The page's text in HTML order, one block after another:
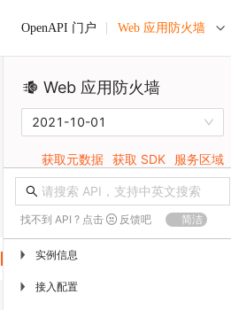
OpenAPI 门户 Web 应用防火墙
Web 应用防火墙
2021-10-01
获取元数据 获取 SDK 服务区域
找不到 API ? 点击 反馈吧 简洁
▶ 实例信息
▶ 接入配置